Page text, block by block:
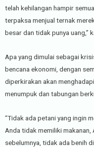
telah kehilangan hampir
terpaksa menjual ternak
besar dan tidak punya uang,”
Apa yang dimulai sebagai
bencana ekonomi, dengan
diperkirakan akan
menumpuk dan tabungan
“Tidak ada petani yang ingin
Anda tidak memiliki
sebelumnya, tidak ada benih